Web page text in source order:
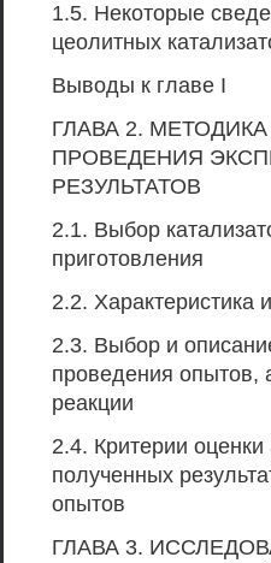
1.5. Некоторые
цеолитных
Выводы к главе I
ГЛАВА 2.
ПРОВЕДЕНИЯ
РЕЗУЛЬТАТОВ
2.1. Выбор
приготовления
2.2. Характеристика
2.3. Выбор и
проведения опытов,
реакции
2.4. Критерии оценки
полученных
опытов
ГЛАВА 3.